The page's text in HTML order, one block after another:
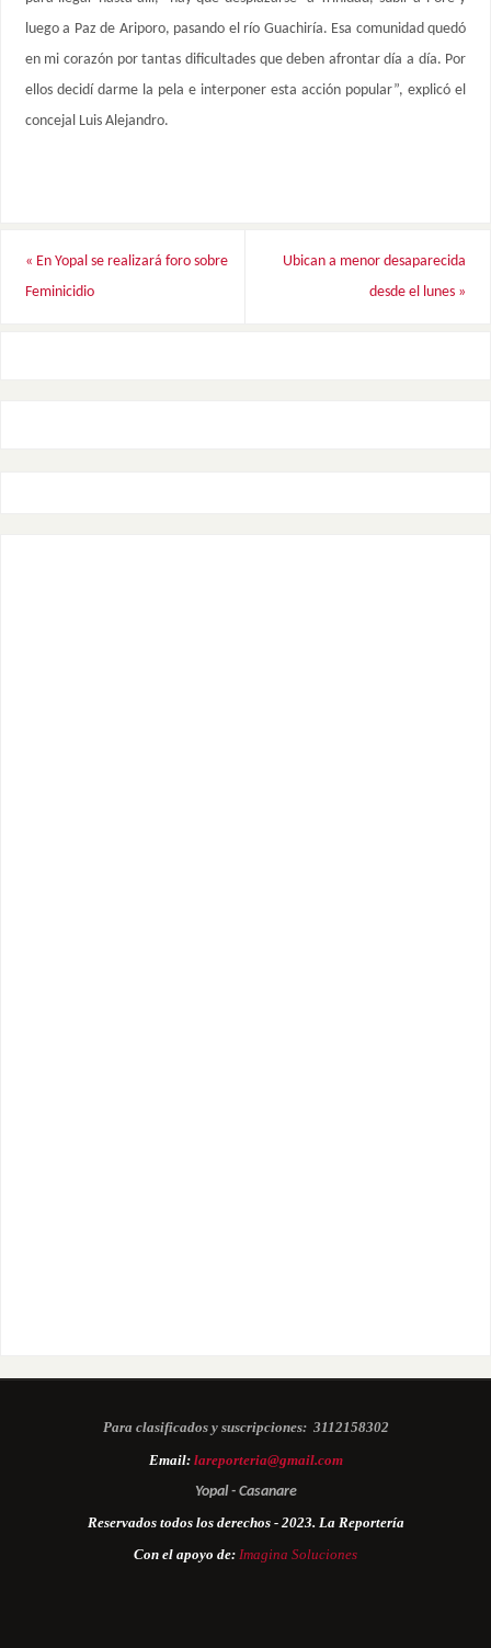
luego a Paz de Ariporo, pasando el río Guachiría. Esa comunidad quedó
en mi corazón por tantas dificultades que deben afrontar día a día. Por
ellos decidí darme la pela e interponer esta acción popular”, explicó el
concejal Luis Alejandro.
« En Yopal se realizará foro sobre
Feminicidio
Ubican a menor desaparecida
desde el lunes »
Para clasificados y suscripciones: 3112158302
Email: lareporteria@gmail.com
Yopal - Casanare
Reservados todos los derechos - 2023. La Reportería
Con el apoyo de: Imagina Soluciones